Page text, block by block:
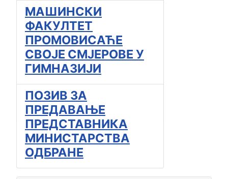
МАШИНСКИ
ФАКУЛТЕТ
ПРОМОВИСАЋЕ
СВОЈЕ СМЈЕРОВЕ У
ГИМНАЗИЈИ
ПОЗИВ ЗА
ПРЕДАВАЊЕ
ПРЕДСТАВНИКА
МИНИСТАРСТВА
ОДБРАНЕ